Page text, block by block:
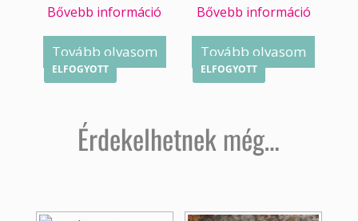
ELFOGYOTT
Bővebb információ
Tovább olvasom
ELFOGYOTT
Bővebb információ
Tovább olvasom
Érdekelhetnek még…